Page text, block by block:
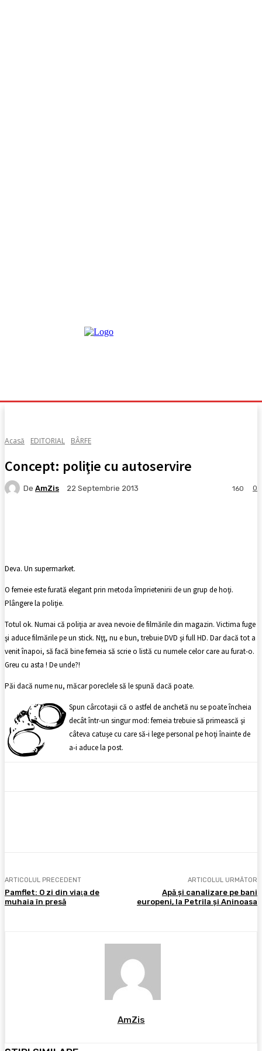
Acasă EDITORIAL BÂRFE
Concept: poliţie cu autoservire
De AmZis 22 Septembrie 2013 0
160
Deva. Un supermarket.
O femeie este furată elegant prin metoda împrietenirii de un grup de hoţi.
Plângere la poliţie.
Totul ok. Numai că poliţia ar avea nevoie de filmările din magazin. Victima fuge
şi aduce filmările pe un stick. Nţţ, nu e bun, trebuie DVD şi full HD. Dar dacă tot a
venit înapoi, să facă bine femeia să scrie o listă cu numele celor care au furat-o.
Greu cu asta ! De unde?!
Păi dacă nume nu, măcar poreclele să le spună dacă poate.
Spun cârcotaşii că o astfel de anchetă nu se poate încheia
decât într-un singur mod: femeia trebuie să primească şi
câteva catuşe cu care să-i lege personal pe hoţi înainte de
a-i aduce la post.
ARTICOLUL PRECEDENT
Pamflet: O zi din viaţa de
muhaia în presă
ARTICOLUL URMĂTOR
Apă şi canalizare pe bani
europeni, la Petrila şi Aninoasa
AmZis